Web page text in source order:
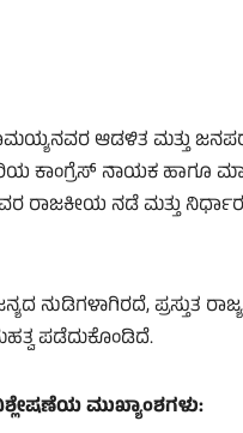
ಆಡಳಿತ ಮತ್ತು ಜನಪರ
ಕಾಂಗ್ರೆಸ್ ನಾಯಕ ಹಾಗೂ
ರಾಜಕೀಯ ನಡೆ ಮತ್ತು
ಪ್ರಸ್ತುತ
ಪಡೆದುಕೊಂಡಿದೆ.
ಮುಖ್ಯಾಂಶಗಳು: